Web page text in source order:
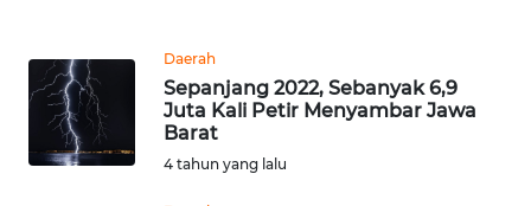
Daerah
Sepanjang 2022, Sebanyak 6,9
Juta Kali Petir Menyambar Jawa
Barat
4 tahun yang lalu
WN
KALBAR